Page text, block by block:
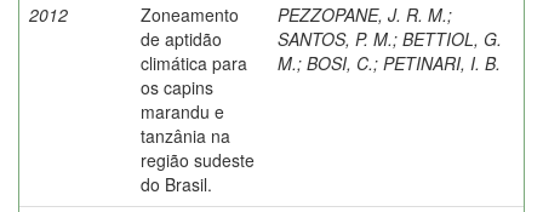
2012
Zoneamento
de aptidão
climática para
os capins
marandu e
tanzânia na
região sudeste
do Brasil.
PEZZOPANE, J. R. M.;
SANTOS, P. M.; BETTIOL, G.
M.; BOSI, C.; PETINARI, I. B.